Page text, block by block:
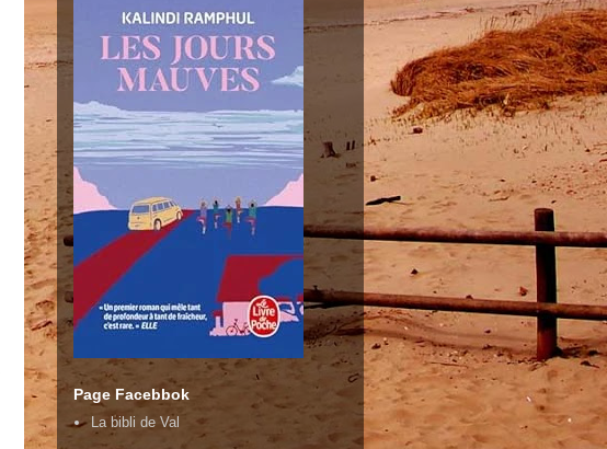
Page Facebbok
La bibli de Val